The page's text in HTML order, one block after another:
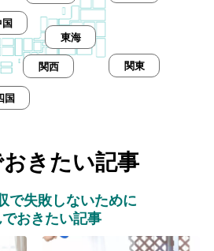
東海
関東
関西
国
きたい記事
で失敗しないために
おきたい記事